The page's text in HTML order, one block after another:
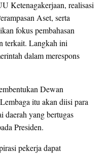
Ketenagakerjaan, realisasi
Aset, serta
fokus pembahasan
terkait. Langkah ini
dalam merespons
Dewan
itu akan diisi para
daerah yang bertugas
Presiden.
pekerja dapat